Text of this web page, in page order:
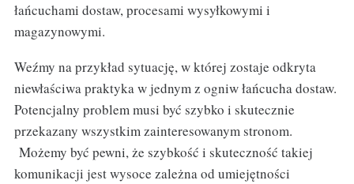
łańcuchami dostaw, procesami wysyłkowymi i
magazynowymi.
Weźmy na przykład sytuację, w której zostaje odkryta
niewłaściwa praktyka w jednym z ogniw łańcucha dostaw.
Potencjalny problem musi być szybko i skutecznie
przekazany wszystkim zainteresowanym stronom.
Możemy być pewni, że szybkość i skuteczność takiej
komunikacji jest wysoce zależna od umiejętności